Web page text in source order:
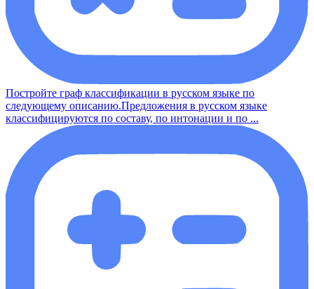
Постройте граф классификации в русском языке по
следующему описанию.Предложения в русском языке
классифицируются по составу, по интонации и по ...